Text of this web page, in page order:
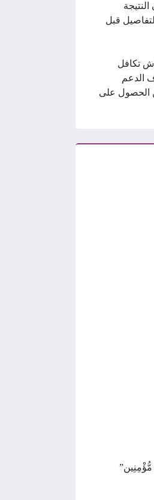
النتيجة
قبل
تكافل
صرف الدعم
الحصول على
مُّؤْمِنِين”